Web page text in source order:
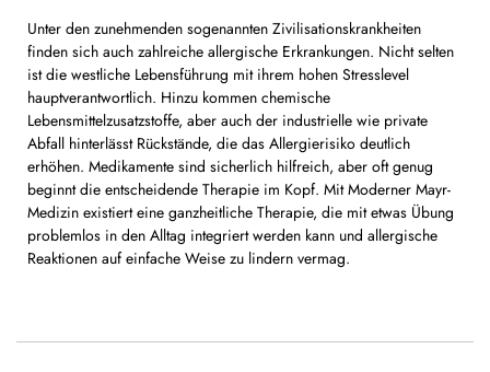
Unter den zunehmenden sogenannten Zivilisationskrankheiten
finden sich auch zahlreiche allergische Erkrankungen. Nicht selten
ist die westliche Lebensführung mit ihrem hohen Stresslevel
hauptverantwortlich. Hinzu kommen chemische
Lebensmittelzusatzstoffe, aber auch der industrielle wie private
Abfall hinterlässt Rückstände, die das Allergierisiko deutlich
erhöhen. Medikamente sind sicherlich hilfreich, aber oft genug
beginnt die entscheidende Therapie im Kopf. Mit Moderner Mayr-
Medizin existiert eine ganzheitliche Therapie, die mit etwas Übung
problemlos in den Alltag integriert werden kann und allergische
Reaktionen auf einfache Weise zu lindern vermag.